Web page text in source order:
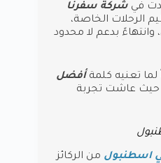
في شركة سفرنا
الرحلات الخاصة،
وانتهاءً بدعم لا محدود
لما تعنيه كلمةأفضل
حيث عاشت تجربة
اسطنبول من الركائز